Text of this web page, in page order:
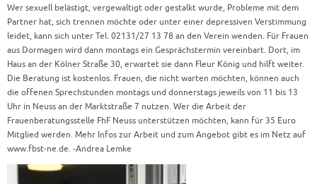
Wer sexuell belästigt, vergewaltigt oder gestalkt wurde, Probleme mit dem
Partner hat, sich trennen möchte oder unter einer depressiven Verstimmung
leidet, kann sich unter Tel. 02131/27 13 78 an den Verein wenden. Für Frauen
aus Dormagen wird dann montags ein Gesprächstermin vereinbart. Dort, im
Haus an der Kölner Straße 30, erwartet sie dann Fleur König und hilft weiter.
Die Beratung ist kostenlos. Frauen, die nicht warten möchten, können auch
die offenen Sprechstunden montags und donnerstags jeweils von 11 bis 13
Uhr in Neuss an der Marktstraße 7 nutzen. Wer die Arbeit der
Frauenberatungsstelle FhF Neuss unterstützen möchten, kann für 35 Euro
Mitglied werden. Mehr Infos zur Arbeit und zum Angebot gibt es im Netz auf
www.fbst-ne.de. -Andrea Lemke